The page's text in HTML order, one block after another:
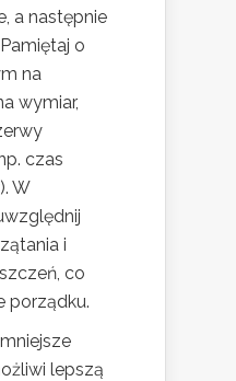
a następnie
o
na
wymiar,
czas
W
i
co
porządku.
lepszą